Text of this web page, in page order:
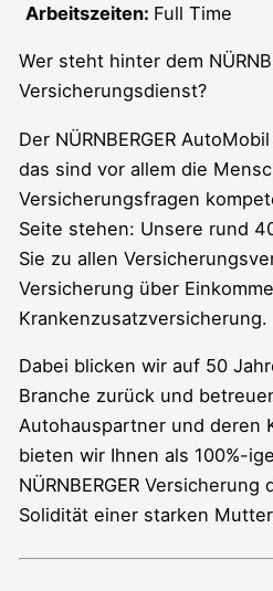
Arbeitszeiten: Full Time
Wer steht hinter dem
Versicherungsdienst?
Der NÜRNBERGER
das sind vor allem die
Versicherungsfragen
Seite stehen: Unsere rund
Sie zu allen
Versicherung über
Krankenzusatzversicherung.
Dabei blicken wir auf 50
Branche zurück und
Autohauspartner und deren
bieten wir Ihnen als 100%-
NÜRNBERGER
Solidität einer starken